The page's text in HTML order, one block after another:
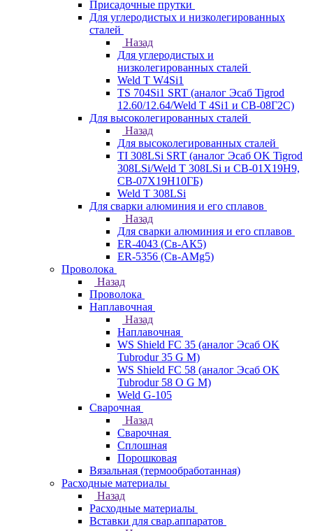
Присадочные прутки
Для углеродистых и низколегированных
сталей
Назад
Для углеродистых и
низколегированных сталей
Weld T W4Si1
TS 704Si1 SRT (аналог Эсаб Tigrod
12.60/12.64/Weld T 4Si1 и СВ-08Г2С)
Для высоколегированных сталей
Назад
Для высоколегированных сталей
TI 308LSi SRT (аналог Эсаб OK Tigrod
308LSi/Weld T 308LSi и СВ-01Х19Н9,
СВ-07Х19Н10ГБ)
Weld T 308LSi
Для сварки алюминия и его сплавов
Назад
Для сварки алюминия и его сплавов
ER-4043 (Св-АК5)
ER-5356 (Св-АМg5)
Проволока
Назад
Проволока
Наплавочная
Назад
Наплавочная
WS Shield FC 35 (аналог Эсаб OK
Tubrodur 35 G M)
WS Shield FC 58 (аналог Эсаб OK
Tubrodur 58 O G M)
Weld G-105
Сварочная
Назад
Сварочная
Сплошная
Порошковая
Вязальная (термообработанная)
Расходные материалы
Назад
Расходные материалы
Вставки для свар.аппаратов